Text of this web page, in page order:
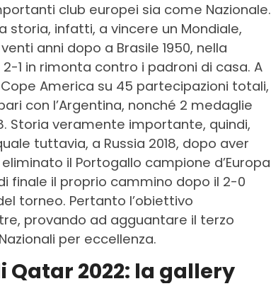
club europei sia come Nazionale.
infatti, a vincere un Mondiale,
anni dopo a Brasile 1950, nella
1 in rimonta contro i padroni di casa. A
America su 45 partecipazioni totali,
con l’Argentina, nonché 2 medaglie
Storia veramente importante, quindi,
tuttavia, a Russia 2018, dopo aver
il Portogallo campione d’Europa
finale il proprio cammino dopo il 2-0
torneo. Pertanto l’obiettivo
provando ad agguantare il terzo
per eccellenza.
2022: la gallery